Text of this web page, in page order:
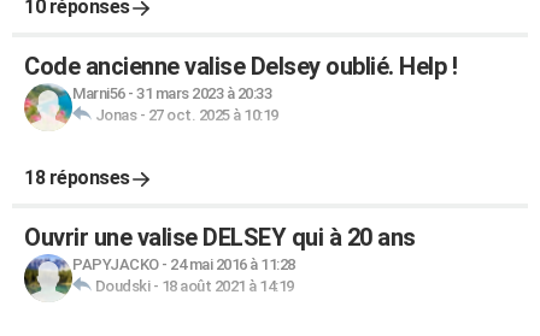
10 réponses
Code ancienne valise Delsey oublié. Help !
Marni56- 31 mars 2023 à 20:33
Jonas- 27 oct. 2025 à 10:19
18 réponses
Ouvrir une valise DELSEY qui à 20 ans
PAPYJACKO- 24 mai 2016 à 11:28
Doudski- 18 août 2021 à 14:19